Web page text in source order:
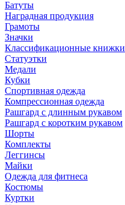
Батуты
Наградная продукция
Грамоты
Значки
Классификационные книжки
Статуэтки
Медали
Кубки
Спортивная одежда
Компрессионная одежда
Рашгард с длинным рукавом
Рашгард с коротким рукавом
Шорты
Комплекты
Леггинсы
Майки
Одежда для фитнеса
Костюмы
Куртки